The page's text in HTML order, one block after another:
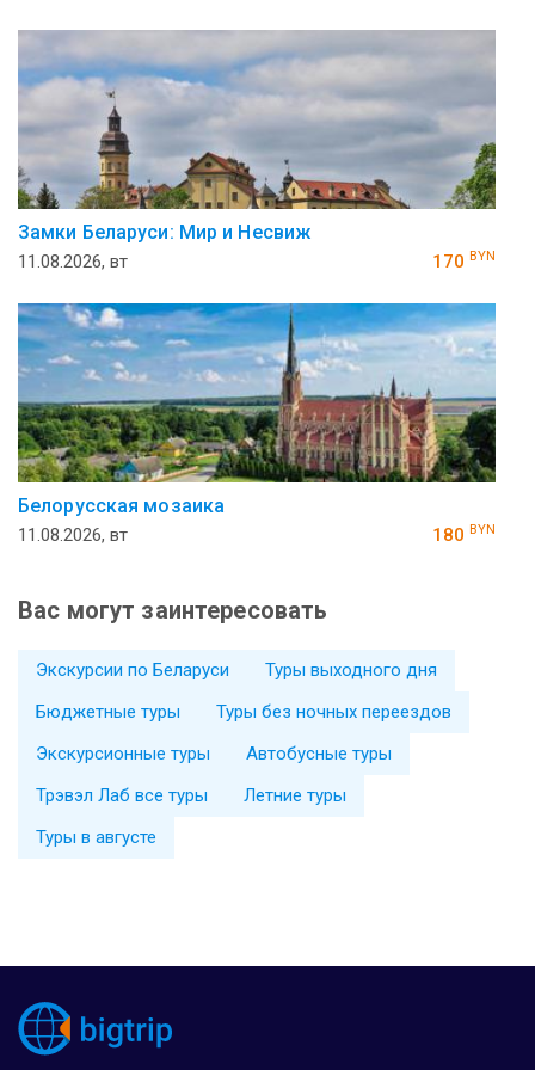
Замки Беларуси: Мир и Несвиж
11.08.2026, вт 170 BYN
Белорусская мозаика
11.08.2026, вт 180 BYN
Вас могут заинтересовать
Экскурсии по Беларуси
Туры выходного дня
Бюджетные туры
Туры без ночных переездов
Экскурсионные туры
Автобусные туры
Трэвэл Лаб все туры
Летние туры
Туры в августе